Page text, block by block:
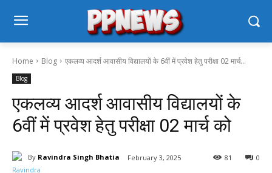
Home Blog एकलव्य आदर्श आवासीय विद्यालयों के 6वीं में प्रवेश हेतु परीक्षा 02 मार्च...
Blog
एकलव्य आदर्श आवासीय विद्यालयों के
6वीं में प्रवेश हेतु परीक्षा 02 मार्च को
By Ravindra Singh Bhatia February 3, 2025 0
81